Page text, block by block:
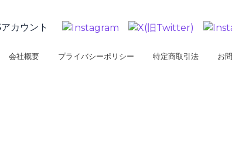
カウント
会社概要 プライバシーポリシー 特定商取引法 お